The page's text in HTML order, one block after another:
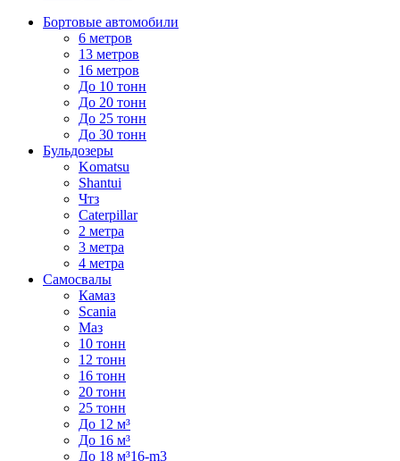
Бортовые автомобили
6 метров
13 метров
16 метров
До 10 тонн
До 20 тонн
До 25 тонн
До 30 тонн
Бульдозеры
Komatsu
Shantui
Чтз
Caterpillar
2 метра
3 метра
4 метра
Самосвалы
Камаз
Scania
Маз
10 тонн
12 тонн
16 тонн
20 тонн
25 тонн
До 12 м³
До 16 м³
До 18 м³16-m3